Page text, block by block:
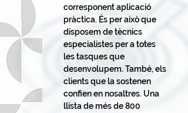
corresponent aplicació
pràctica. És per això que
disposem de tècnics
especialistes per a totes
les tasques que
desenvolupem. També, els
clients que la sostenen
confien en nosaltres. Una
llista de més de 800